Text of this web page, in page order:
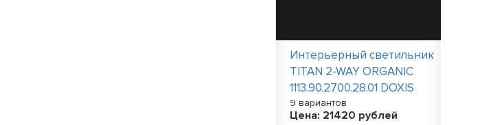
Интерьерный светильник
TITAN 2-WAY ORGANIC
1113.90.2700.28.01 DOXIS
9 вариантов
Цена: 21420 рублей